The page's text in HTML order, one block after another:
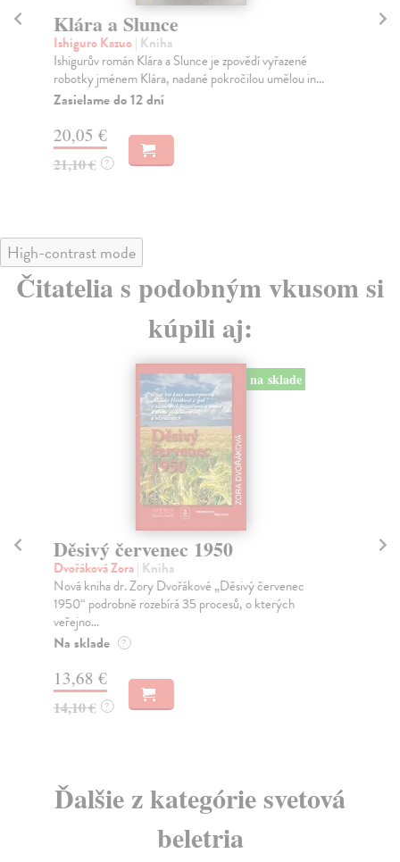
Klára a Slunce
Ishiguro Kazuo| Kniha
Ishigurův román Klára a Slunce je zpovědí vyřazené
robotky jménem Klára, nadané pokročilou umělou in...
Zasielame do 12 dní
20,05 €
21,10 € ?
High-contrast mode
Čitatelia s podobným vkusom si
kúpili aj:
na sklade
Děsivý červenec 1950
Dvořáková Zora| Kniha
Nová kniha dr. Zory Dvořákové „Děsivý červenec
1950“ podrobně rozebírá 35 procesů, o kterých
veřejno...
Na sklade ?
13,68 €
14,10 € ?
Ďalšie z kategórie svetová
beletria